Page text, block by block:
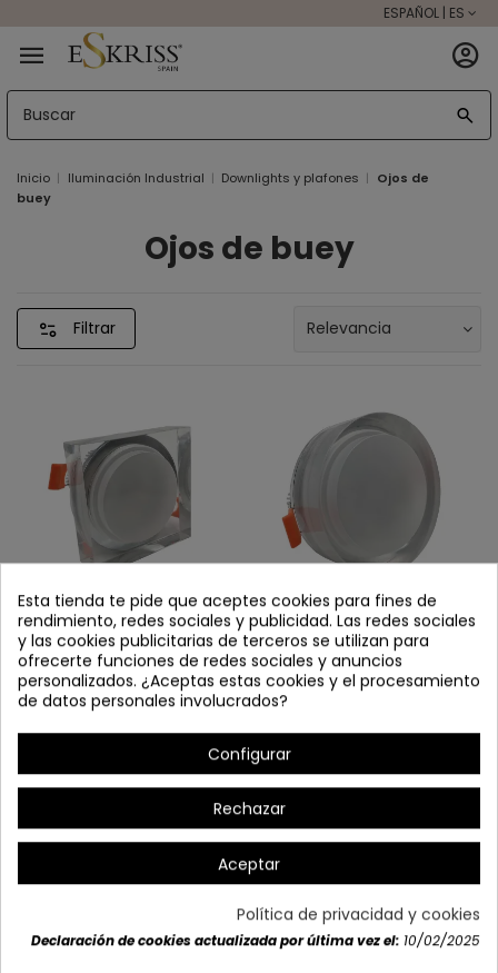
ESPAÑOL | ES
Inicio Iluminación Industrial Downlights y plafones
Ojos de
buey
Ojos de buey
Filtrar
CÓD. 42200 OJO DE BUEY
SUPERFICIE LED 6W
En stock
CÓD. 42210 OJO DE BUEY
REDONDO SUPERFICIE LED 6W
En stock
COD.35150 OJO DE BUEY
COD.35160 OJO DE BUEY
Esta tienda te pide que aceptes cookies para fines de
rendimiento, redes sociales y publicidad. Las redes sociales
y las cookies publicitarias de terceros se utilizan para
ofrecerte funciones de redes sociales y anuncios
personalizados. ¿Aceptas estas cookies y el procesamiento
de datos personales involucrados?
Configurar
Rechazar
Aceptar
Política de privacidad y cookies
Declaración de cookies actualizada por última vez el: 10/02/2025